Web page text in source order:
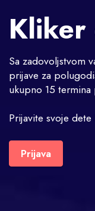
Kliker
Sa zadovoljstvom
prijave za
ukupno 15 termina
Prijavite svoje
Prijava